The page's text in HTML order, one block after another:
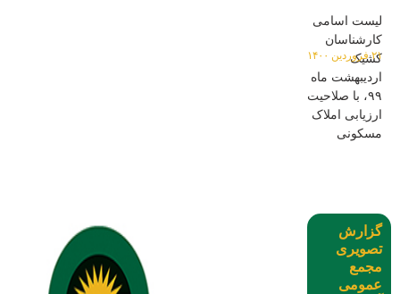
۲۱ فروردین ۱۴۰۰
لیست اسامی
کارشناسان
کشیک
اردیبهشت ماه
۹۹، با صلاحیت
ارزیابی املاک
مسکونی
گزارش
تصویری
مجمع
عمومی